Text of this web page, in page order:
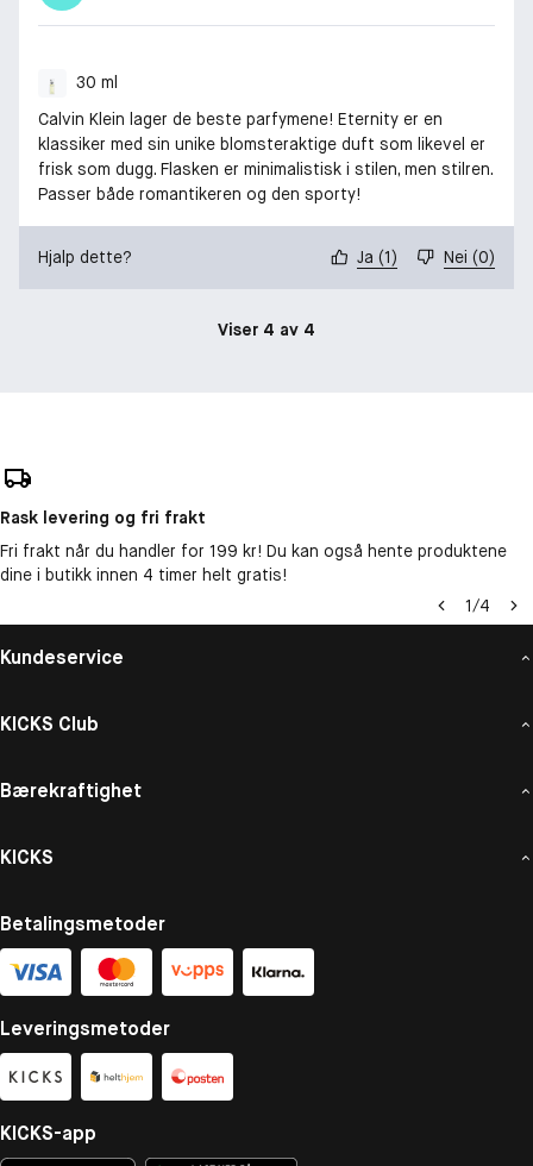
30 ml
Calvin Klein lager de beste parfymene! Eternity er en
klassiker med sin unike blomsteraktige duft som likevel er
frisk som dugg. Flasken er minimalistisk i stilen, men stilren.
Passer både romantikeren og den sporty!
Hjalp dette? Ja (1) Nei (0)
Viser 4 av 4
Rask levering og fri frakt
Fri frakt når du handler for 199 kr! Du kan også hente produktene
dine i butikk innen 4 timer helt gratis!
1/4
Kundeservice
KICKS Club
Bærekraftighet
KICKS
Betalingsmetoder
Leveringsmetoder
KICKS-app